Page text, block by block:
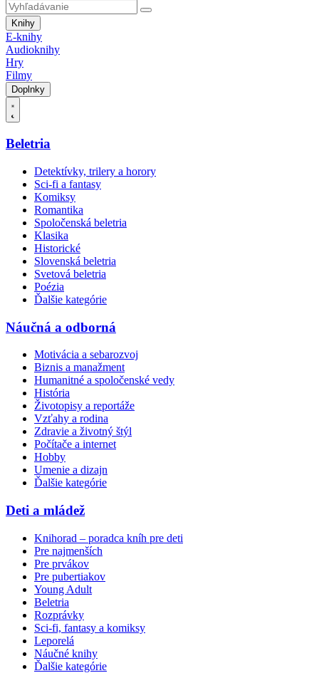
Knihy
E-knihy
Audioknihy
Hry
Filmy
Doplnky
Beletria
Detektívky, trilery a horory
Sci-fi a fantasy
Komiksy
Romantika
Spoločenská beletria
Klasika
Historické
Slovenská beletria
Svetová beletria
Poézia
Ďalšie kategórie
Náučná a odborná
Motivácia a sebarozvoj
Biznis a manažment
Humanitné a spoločenské vedy
História
Životopisy a reportáže
Vzťahy a rodina
Zdravie a životný štýl
Počítače a internet
Hobby
Umenie a dizajn
Ďalšie kategórie
Deti a mládež
Knihorad – poradca kníh pre deti
Pre najmenších
Pre prvákov
Pre pubertiakov
Young Adult
Beletria
Rozprávky
Sci-fi, fantasy a komiksy
Leporelá
Náučné knihy
Ďalšie kategórie